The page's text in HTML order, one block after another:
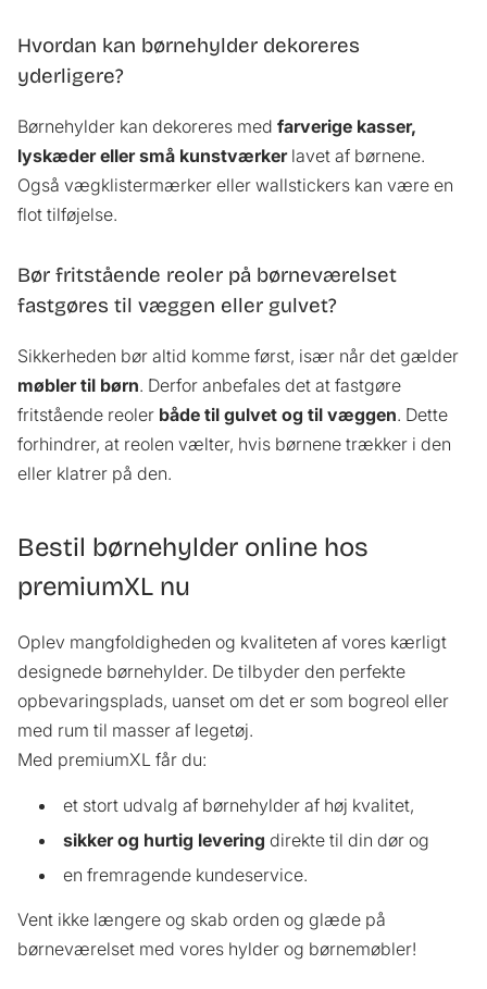
Hvordan kan børnehylder dekoreres
yderligere?
Børnehylder kan dekoreres med farverige kasser,
lyskæder eller små kunstværkerlavet af børnene.
Også vægklistermærker eller wallstickers kan være en
flot tilføjelse.
Bør fritstående reoler på børneværelset
fastgøres til væggen eller gulvet?
Sikkerheden bør altid komme først, især når det gælder
møbler til børn. Derfor anbefales det at fastgøre
fritstående reoler både til gulvet og til væggen. Dette
forhindrer, at reolen vælter, hvis børnene trækker i den
eller klatrer på den.
Bestil børnehylder online hos
premiumXL nu
Oplev mangfoldigheden og kvaliteten af vores kærligt
designede børnehylder. De tilbyder den perfekte
opbevaringsplads, uanset om det er som bogreol eller
med rum til masser af legetøj.
Med premiumXL får du:
et stort udvalg af børnehylder af høj kvalitet,
sikker og hurtig levering direkte til din dør og
en fremragende kundeservice.
Vent ikke længere og skab orden og glæde på
børneværelset med vores hylder og børnemøbler!